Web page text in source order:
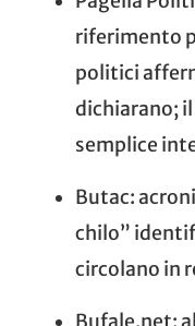
riferimento
politici
dichiarano;
semplice
Butac:
chilo”
circolano in